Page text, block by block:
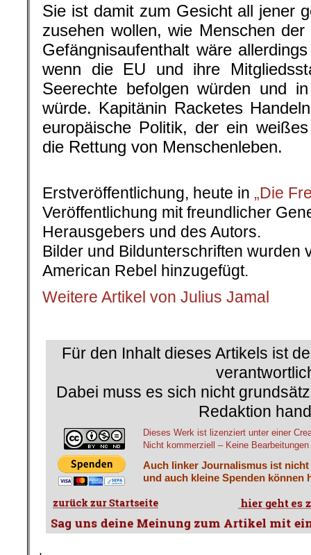
Sie ist damit zum Gesicht all jener
zusehen wollen, wie Menschen
Gefängnisaufenthalt wäre
wenn die EU und ihre
Seerechte befolgen würden und
würde. Kapitänin Racketes
europäische Politik, der ein
die Rettung von Menschenleben.
Erstveröffentlichung, heute in „Die
Veröffentlichung mit freundlicher
Herausgebers und des Autors.
Bilder und Bildunterschriften wurden
American Rebel hinzugefügt.
Weitere Artikel von Julius Jamal
Für den Inhalt dieses Artikels ist
Dabei muss es sich nicht
Redaktion
Dieses Werk ist lizenziert unter einer
Nicht kommerziell – Keine
Auch linker Journalismus ist
und auch kleine Spenden